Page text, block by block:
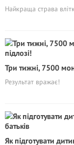
Найкраща страва
Три тижні, 7500
Результат вражає!
Як підготувати